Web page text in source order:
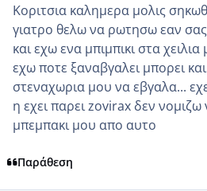
Κοριτσια καλημερα μολις
γιατρο θελω να ρωτησω εαν σας
και εχω ενα μπιμπικι στα
εχω ποτε ξαναβγαλει μπορει
στεναχωρια μου να εβγαλα...
η εχει παρει zovirax δεν νομιζω
μπεμπακι μου απο αυτο
Παράθεση